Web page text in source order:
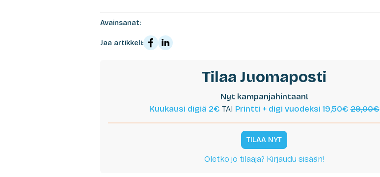
Avainsanat:
Jaa artikkeli:
Tilaa Juomaposti
Nyt kampanjahintaan!
Kuukausi digiä 2€ TAI Printti + digi vuodeksi 19,50€29,00€
TILAA NYT
Oletko jo tilaaja? Kirjaudu sisään!